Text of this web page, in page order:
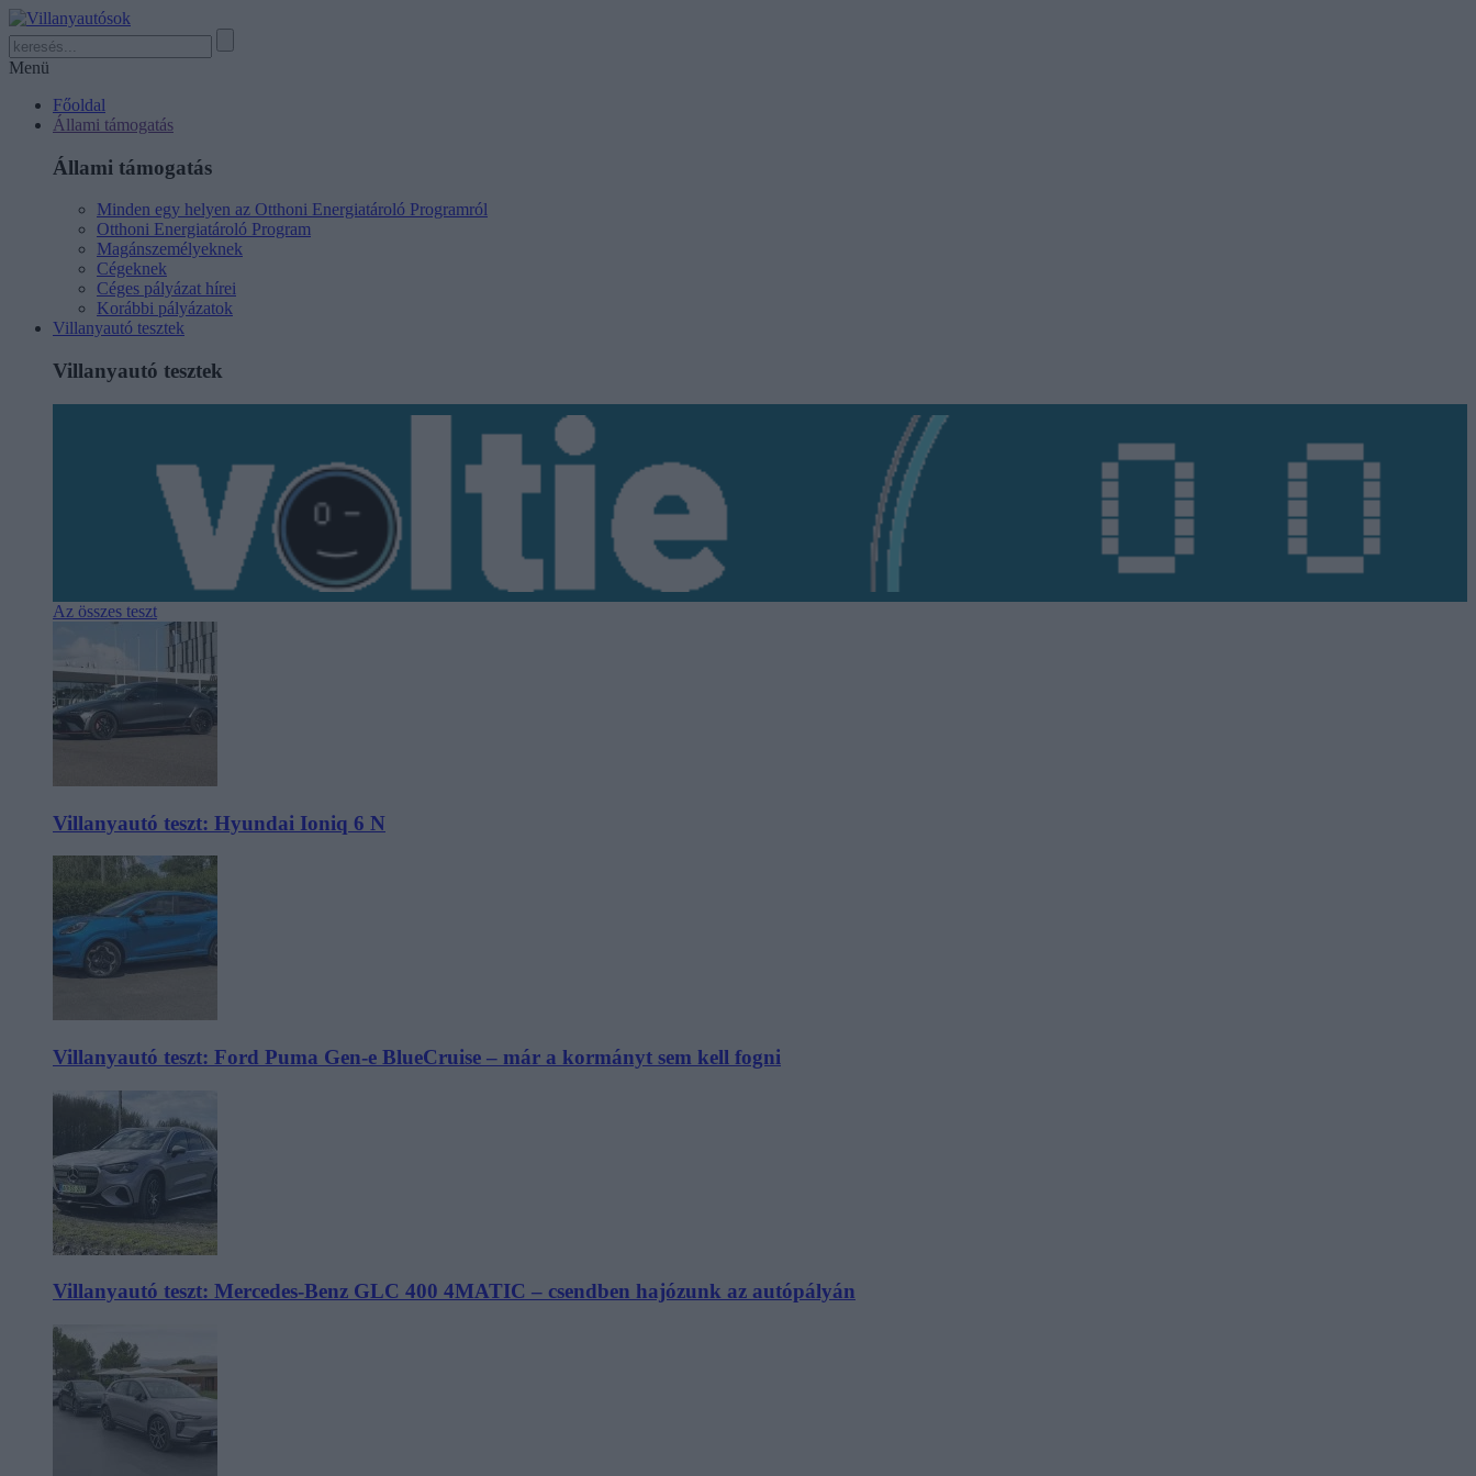
Menü
Főoldal
Állami támogatás
Állami támogatás
Minden egy helyen az Otthoni Energiatároló Programról
Otthoni Energiatároló Program
Magánszemélyeknek
Cégeknek
Céges pályázat hírei
Korábbi pályázatok
Villanyautó tesztek
Villanyautó tesztek
Az összes teszt
Villanyautó teszt: Hyundai Ioniq 6 N
Villanyautó teszt: Ford Puma Gen-e BlueCruise – már a kormányt sem kell fogni
Villanyautó teszt: Mercedes-Benz GLC 400 4MATIC – csendben hajózunk az autópályán